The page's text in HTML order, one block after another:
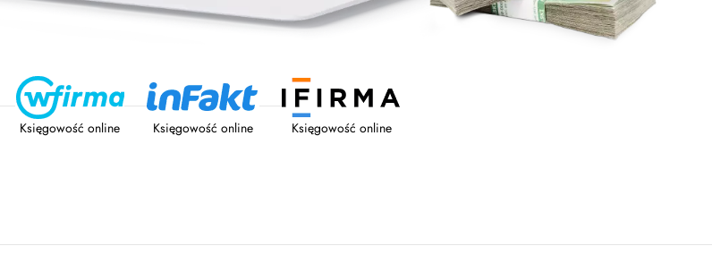
Księgowość online Księgowość online Księgowość online